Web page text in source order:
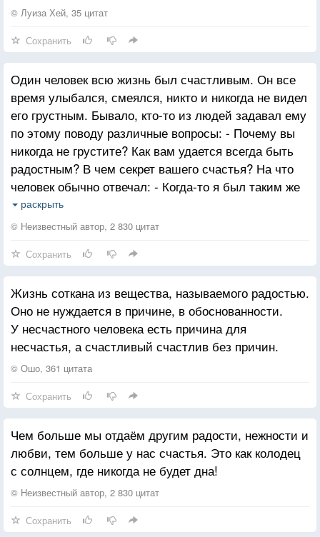
© Луиза Хей, 35 цитат
Сохранить
Один человек всю жизнь был счастливым. Он все
время улыбался, смеялся, никто и никогда не видел
его грустным. Бывало, кто-то из людей задавал ему
по этому поводу различные вопросы: - Почему вы
никогда не грустите? Как вам удается всегда быть
радостным? В чем секрет вашего счастья? На что
человек обычно отвечал: - Когда-то я был таким же
печальным, как ты. И вдруг меня осенило: это же
МОЙ выбор, МОЯ жизнь! И ведь я делаю этот
И с тех пор каждый раз, просыпаясь, я спрашиваю
себя: - Ну, что я выберу сегодня: печаль или
радость? И всегда получается так, что я выбираю
радость :)
раскрыть
© Неизвестный автор, 2 830 цитат
Сохранить
Жизнь соткана из вещества, называемого радостью.
Оно не нуждается в причине, в обоснованности.
У несчастного человека есть причина для
несчастья, а счастливый счастлив без причин.
© Ошо, 361 цитата
Сохранить
Чем больше мы отдаём другим радости, нежности и
любви, тем больше у нас счастья. Это как колодец
с солнцем, где никогда не будет дна!
© Неизвестный автор, 2 830 цитат
Сохранить